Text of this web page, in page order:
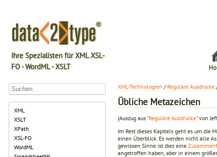
Ihre Spezialisten für XML XSL-
FO - WordML - XSLT
XML
XSLT
XPath
XSL-FO
WordML
XML-Technologien / Reguläre Ausdrücke
Übliche Metazeichen
(Auszug aus "Reguläre Ausdrücke" von
Im Rest dieses Kapitels geht es um die
einen Überblick. Es werden nicht alle
gewissen Sinne ist dies eine
angetroffen haben, aber in einem